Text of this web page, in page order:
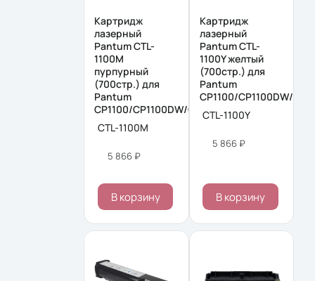
Картридж
лазерный
Pantum CTL-
1100M
пурпурный
(700стр.) для
Pantum
CP1100/CP1100DW/CM1100DN/CM1100DW/
CTL-1100M
5 866 ₽
В корзину
Картридж
лазерный
Pantum CTL-
1100Y желтый
(700стр.) для
Pantum
CP1100/CP1100DW/
CTL-1100Y
5 866 ₽
В корзину